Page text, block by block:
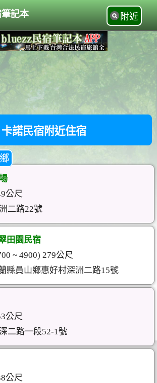
記本 附近
卡諾民宿附近住宿
公尺
二路22號
田園民宿
~ 4900) 279公尺
縣員山鄉惠好村深洲二路15號
公尺
二路一段52-1號
公尺